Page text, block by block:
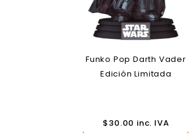
Funko Pop Darth Vader
Edición Limitada
$30.00 inc. IVA